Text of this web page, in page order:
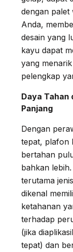
dengan
Anda,
desain yang
kayu dapat
yang
pelengkap
Daya Tahan
Panjang
Dengan
tepat, plafon
bertahan
bahkan
terutama
dikenal
ketahanan
terhadap
(jika
tepat) dan